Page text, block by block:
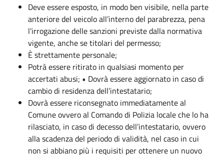
Deve essere esposto, in modo ben visibile, nella parte
anteriore del veicolo all’interno del parabrezza, pena
l’irrogazione delle sanzioni previste dalla normativa
vigente, anche se titolari del permesso;
È strettamente personale;
Potrà essere ritirato in qualsiasi momento per
accertati abusi; • Dovrà essere aggiornato in caso di
cambio di residenza dell’intestatario;
Dovrà essere riconsegnato immediatamente al
Comune ovvero al Comando di Polizia locale che lo ha
rilasciato, in caso di decesso dell’intestatario, ovvero
alla scadenza del periodo di validità, nel caso in cui
non si abbiano più i requisiti per ottenere un nuovo